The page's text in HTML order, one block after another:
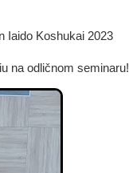
Iaido Koshukai 2023
na odličnom seminaru!